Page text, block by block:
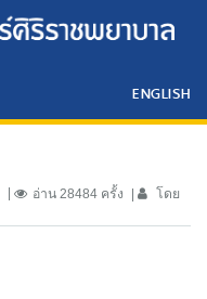
ENGLISH
อ่าน 28484 ครั้ง โดย